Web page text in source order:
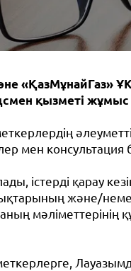
«ҚазМұнайГаз» ҰК
қызметі жұмыс
мен консультация
істерді қарау
және/
мәліметтерінің